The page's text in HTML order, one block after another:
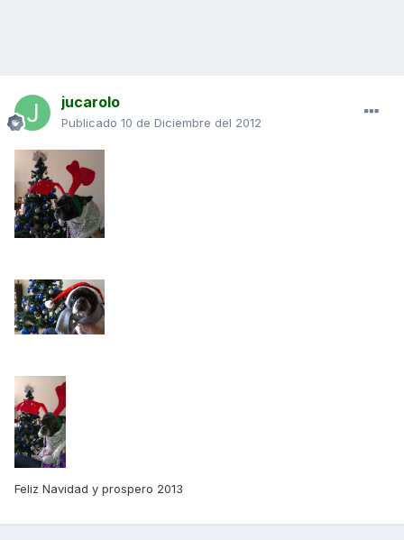
jucarolo
Publicado 10 de Diciembre del 2012
Feliz Navidad y prospero 2013